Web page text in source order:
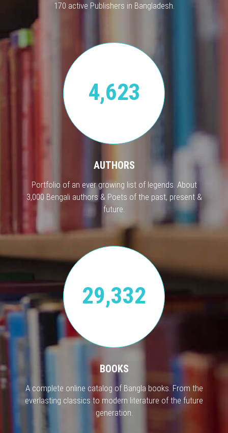
170 active Publishers in Bangladesh.
4,623
AUTHORS
Portfolio of an ever growing list of legends. About
3,000 Bengali authors & Poets of the past, present &
future.
29,332
BOOKS
A complete online catalog of Bangla books. From the
everlasting classics to modern literature of the future
generation.